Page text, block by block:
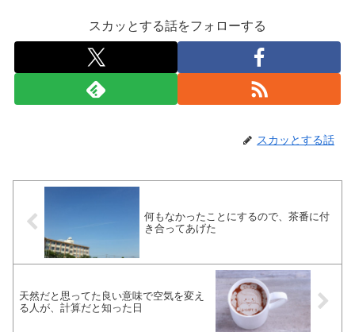
スカッとする話をフォローする
スカッとする話
何もなかったことにするので、茶番に付
き合ってあげた
天然だと思ってた良い意味で空気を変え
る人が、計算だと知った日